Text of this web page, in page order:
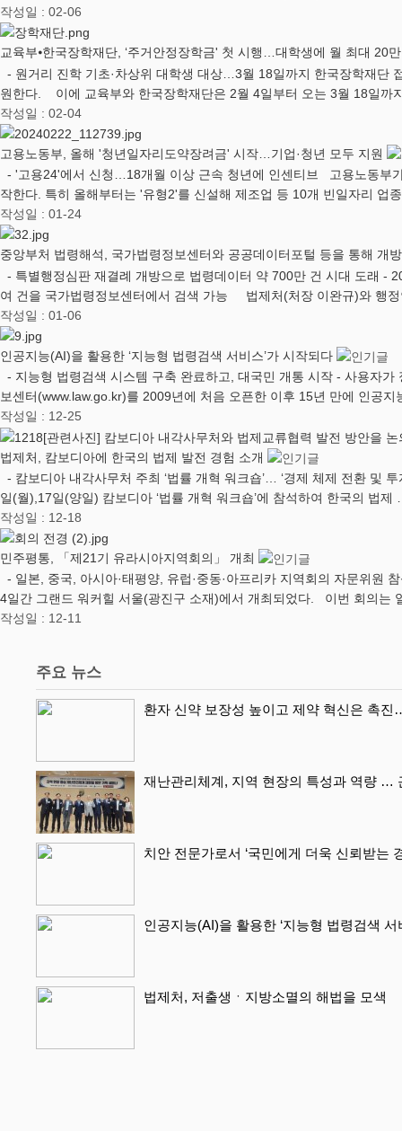
작성일 : 02-06
교육부⦁한국장학재단, ‘주거안정장학금' 첫 시행…대학생에 월 최대 20
- 원거리 진학 기초·차상위 대학생 대상…3월 18일까지 한국장학재단
원한다. 이에 교육부와 한국장학재단은 2월 4일부터 오는 3월 18일까
작성일 : 02-04
고용노동부, 올해 '청년일자리도약장려금' 시작…기업·청년 모두 지원
- '고용24'에서 신청…18개월 이상 근속 청년에 인센티브 고용노동부
작한다. 특히 올해부터는 '유형2'를 신설해 제조업 등 10개 빈일자리 업
작성일 : 01-24
중앙부처 법령해석, 국가법령정보센터와 공공데이터포털 등을 통해 개
- 특별행정심판 재결례 개방으로 법령데이터 약 700만 건 시대 도래 -
여 건을 국가법령정보센터에서 검색 가능 법제처(처장 이완규)와 행
작성일 : 01-06
인공지능(AI)을 활용한 ‘지능형 법령검색 서비스’가 시작되다
- 지능형 법령검색 시스템 구축 완료하고, 대국민 개통 시작 - 사용자
보센터(www.law.go.kr)를 2009년에 처음 오픈한 이후 15년 만에 인공
작성일 : 12-25
법제처, 캄보디아에 한국의 법제 발전 경험 소개
- 캄보디아 내각사무처 주최 ‘법률 개혁 워크숍’… ‘경제 체제 전환 및
일(월),17일(양일) 캄보디아 ‘법률 개혁 워크숍’에 참석하여 한국의 법제
작성일 : 12-18
민주평통, 「제21기 유라시아지역회의」 개최
- 일본, 중국, 아시아·태평양, 유럽·중동·아프리카 지역회의 자문위
4일간 그랜드 워커힐 서울(광진구 소재)에서 개최되었다. 이번 회의는
작성일 : 12-11
주요 뉴스
환자 신약 보장성 높이고 제약 혁신은 촉
재난관리체계, 지역 현장의 특성과 역량 …
치안 전문가로서 ‘국민에게 더욱 신뢰받는
인공지능(AI)을 활용한 ‘지능형 법령검색 서
법제처, 저출생ㆍ지방소멸의 해법을 모색